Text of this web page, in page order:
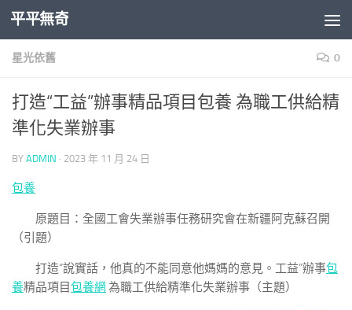
Skip to content
平平無奇
星光依舊 0
打造“工益”辦事精品項目包養 為職工供給精
準化失業辦事
BY ADMIN · 2023 年 11 月 24 日
包養
原題目：全國工會失業辦事任務研究會在新疆阿克蘇召開
（引題）
打造“說實話，他真的不能同意他媽媽的意見。工益”辦事包
養精品項目包養網 為職工供給精準化失業辦事（主題）